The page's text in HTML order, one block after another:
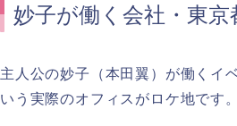
妙子が働く会社・東京
主人公の妙子（本田翼）が働くイ
いう実際のオフィスがロケ地です。